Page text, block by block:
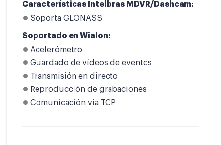
Características Intelbras MDVR/Dashcam:
Soporta GLONASS
Soportado en Wialon:
Acelerómetro
Guardado de vídeos de eventos
Transmisión en directo
Reproducción de grabaciones
Comunicación vía TCP